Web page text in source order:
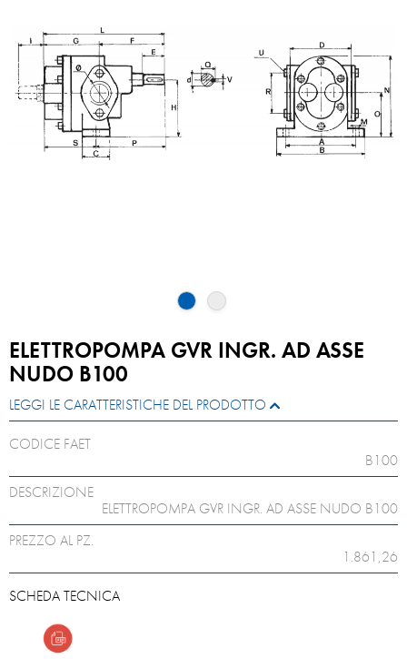
ELETTROPOMPA GVR INGR. AD ASSE
NUDO B100
LEGGI LE CARATTERISTICHE DEL PRODOTTO
CODICE FAET
B100
DESCRIZIONE
ELETTROPOMPA GVR INGR. AD ASSE NUDO B100
PREZZO AL PZ.
1.861,26
SCHEDA TECNICA